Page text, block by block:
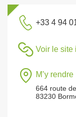
+33 4 94
Voir le site
M’y rendre
664 route
83230